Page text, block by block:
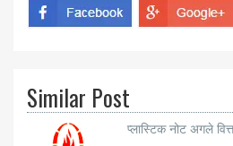
Similar Post
प्लास्टिक नोट अगले